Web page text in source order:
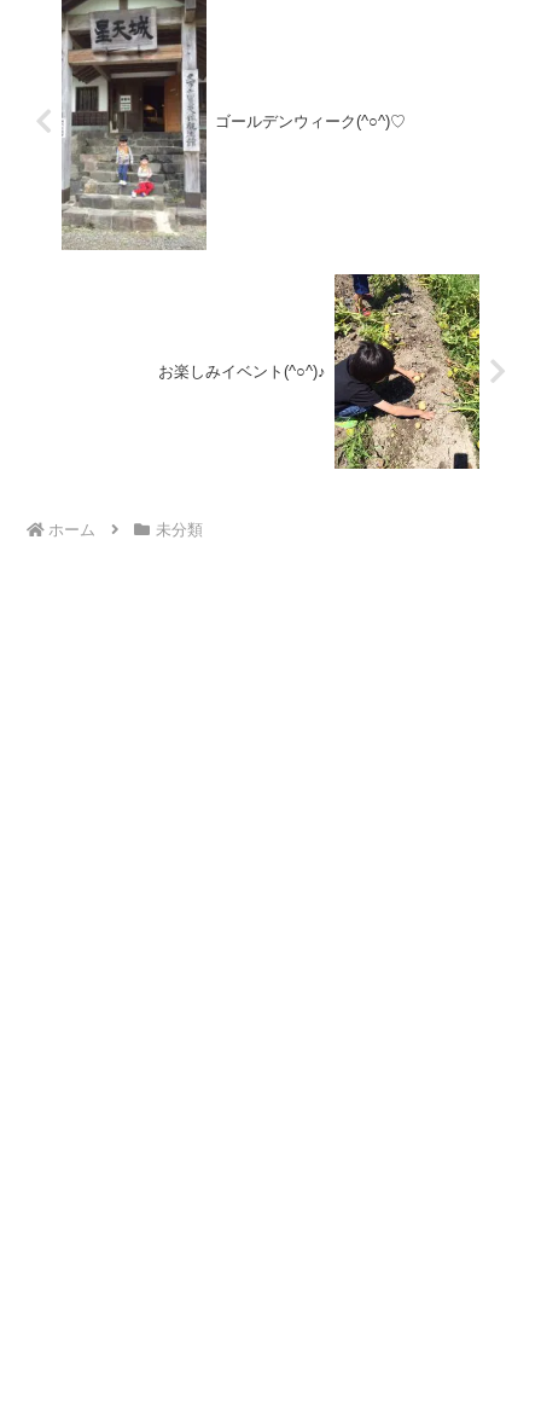
ゴールデンウィーク(^○^)♡
お楽しみイベント(^○^)♪
ホーム 未分類